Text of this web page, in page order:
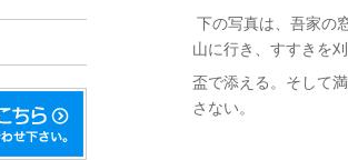
下の写真は、吾家の
山に行き、すすきを
盃で添える。そして
さない。